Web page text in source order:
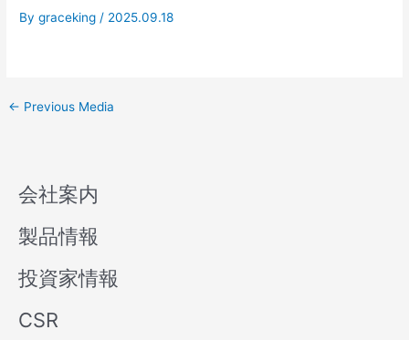
Bygraceking / 2025.09.18
← Previous Media
会社案内
製品情報
投資家情報
CSR